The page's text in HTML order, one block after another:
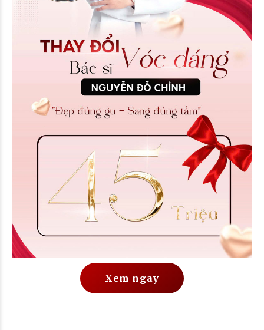
Xem ngay